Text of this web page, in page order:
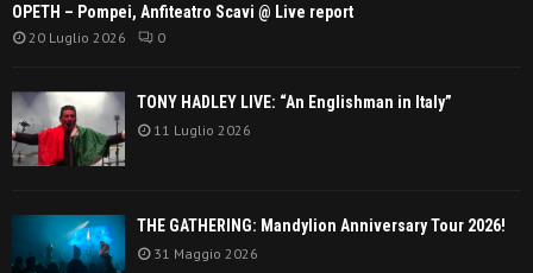
OPETH – Pompei, Anfiteatro Scavi @ Live report
20 Luglio 2026 0
TONY HADLEY LIVE: “An Englishman in Italy”
11 Luglio 2026
THE GATHERING: Mandylion Anniversary Tour 2026!
31 Maggio 2026